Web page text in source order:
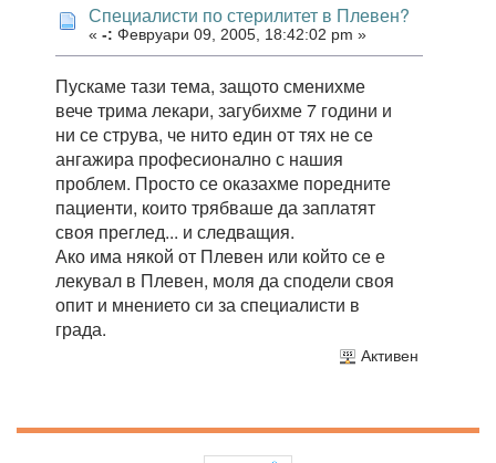
Специалисти по стерилитет в Плевен?
« -: Февруари 09, 2005, 18:42:02 pm »
Пускаме тази тема, защото сменихме
вече трима лекари, загубихме 7 години и
ни се струва, че нито един от тях не се
ангажира професионално с нашия
проблем. Просто се оказахме поредните
пациенти, които трябваше да заплатят
своя преглед... и следващия.
Ако има някой от Плевен или който се е
лекувал в Плевен, моля да сподели своя
опит и мнението си за специалисти в
града.
Активен